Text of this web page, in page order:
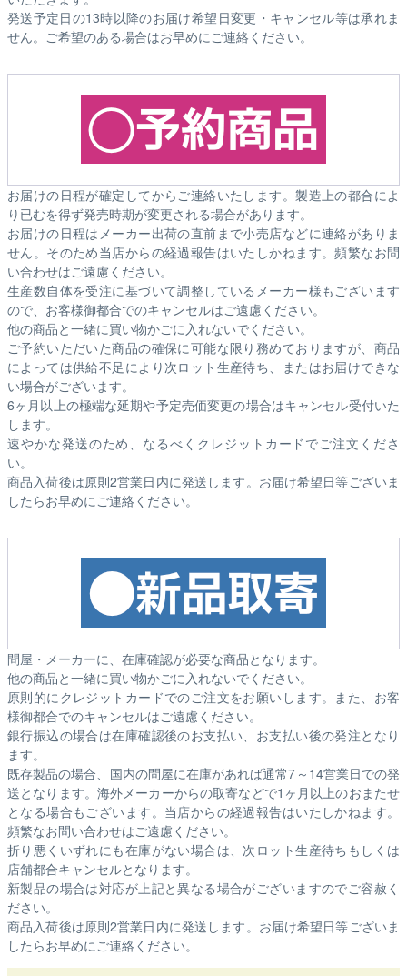
発送予定日の13時以降のお届け希望日変更・キャンセル等は承れま
せん。ご希望のある場合はお早めにご連絡ください。
お届けの日程が確定してからご連絡いたします。製造上の都合によ
り已むを得ず発売時期が変更される場合があります。
お届けの日程はメーカー出荷の直前まで小売店などに連絡がありま
せん。そのため当店からの経過報告はいたしかねます。頻繁なお問
い合わせはご遠慮ください。
生産数自体を受注に基づいて調整しているメーカー様もございます
ので、お客様御都合でのキャンセルはご遠慮ください。
他の商品と一緒に買い物かごに入れないでください。
ご予約いただいた商品の確保に可能な限り務めておりますが、商品
によっては供給不足により次ロット生産待ち、またはお届けできな
い場合がございます。
6ヶ月以上の極端な延期や予定売価変更の場合はキャンセル受付いた
します。
速やかな発送のため、なるべくクレジットカードでご注文くださ
い。
商品入荷後は原則2営業日内に発送します。お届け希望日等ございま
したらお早めにご連絡ください。
問屋・メーカーに、在庫確認が必要な商品となります。
他の商品と一緒に買い物かごに入れないでください。
原則的にクレジットカードでのご注文をお願いします。また、お客
様御都合でのキャンセルはご遠慮ください。
銀行振込の場合は在庫確認後のお支払い、お支払い後の発注となり
ます。
既存製品の場合、国内の問屋に在庫があれば通常7～14営業日での発
送となります。海外メーカーからの取寄などで1ヶ月以上のおまたせ
となる場合もございます。 当店からの経過報告はいたしかねます。
頻繁なお問い合わせはご遠慮ください。
折り悪くいずれにも在庫がない場合は、次ロット生産待ちもしくは
店舗都合キャンセルとなります。
新製品の場合は対応が上記と異なる場合がございますのでご容赦く
ださい。
商品入荷後は原則2営業日内に発送します。お届け希望日等ございま
したらお早めにご連絡ください。